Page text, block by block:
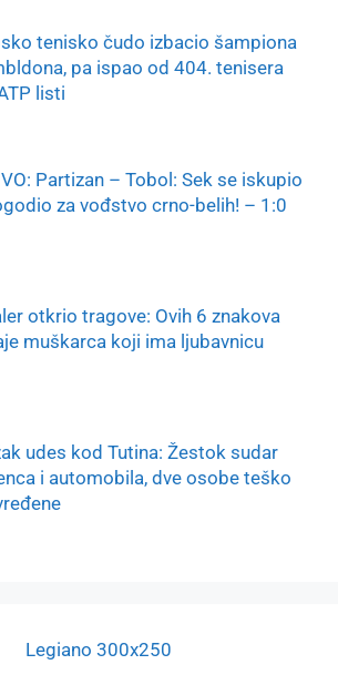
tenisko čudo izbacio šampiona
pa ispao od 404. tenisera
listi
Partizan – Tobol: Sek se iskupio
za vođstvo crno-belih! – 1:0
otkrio tragove: Ovih 6 znakova
muškarca koji ima ljubavnicu
udes kod Tutina: Žestok sudar
i automobila, dve osobe teško